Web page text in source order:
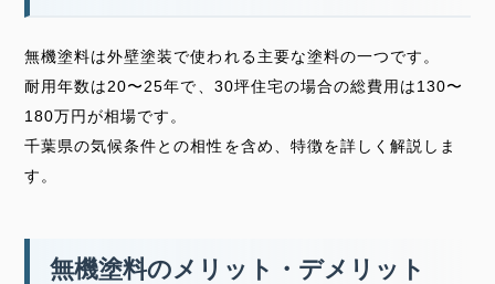
無機塗料は外壁塗装で使われる主要な塗料の一つです。
耐用年数は20〜25年で、30坪住宅の場合の総費用は130〜
180万円が相場です。
千葉県の気候条件との相性を含め、特徴を詳しく解説しま
す。
無機塗料のメリット・デメリット